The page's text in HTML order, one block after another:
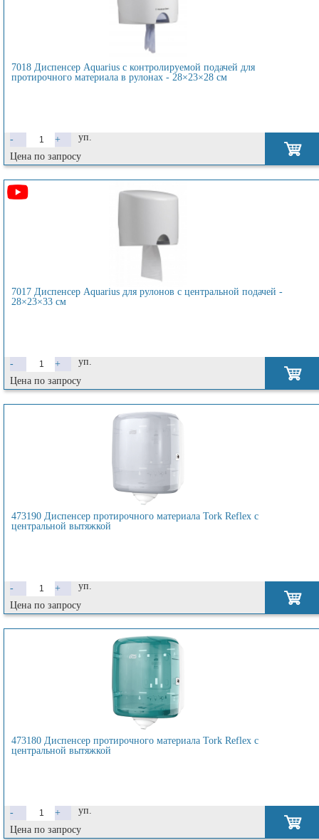
7018 Диспенсер Aquarius с контролируемой подачей для
протирочного материала в рулонах - 28×23×28 см
- +
уп.
Цена по запросу
7017 Диспенсер Aquarius для рулонов с центральной подачей -
28×23×33 см
- +
уп.
Цена по запросу
473190 Диспенсер протирочного материала Tork Reflex с
центральной вытяжкой
- +
уп.
Цена по запросу
473180 Диспенсер протирочного материала Tork Reflex с
центральной вытяжкой
- +
уп.
Цена по запросу